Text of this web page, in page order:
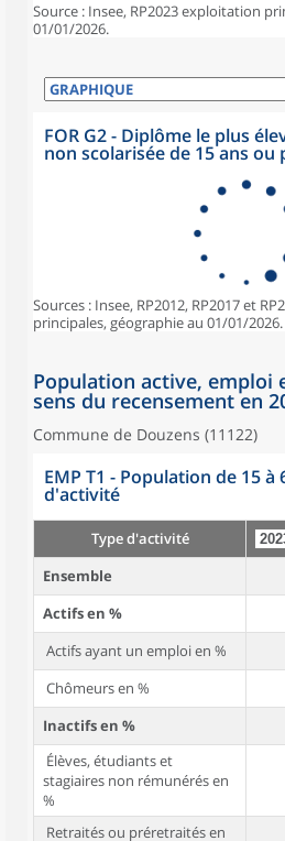
Source : Insee, RP2023 exploitation
01/01/2026.
FOR G2 - Diplôme le plus
non scolarisée de 15 ans ou
Sources : Insee, RP2012, RP2017 et
principales, géographie au 01/01/2026.
Population active, emploi
sens du recensement en
Commune de Douzens (11122)
EMP T1 - Population de 15
d'activité
Type d'activité
Ensemble
Actifs en %
Actifs ayant un emploi en %
Chômeurs en %
Inactifs en %
Élèves, étudiants et
stagiaires non rémunérés en
%
Retraités ou préretraités en